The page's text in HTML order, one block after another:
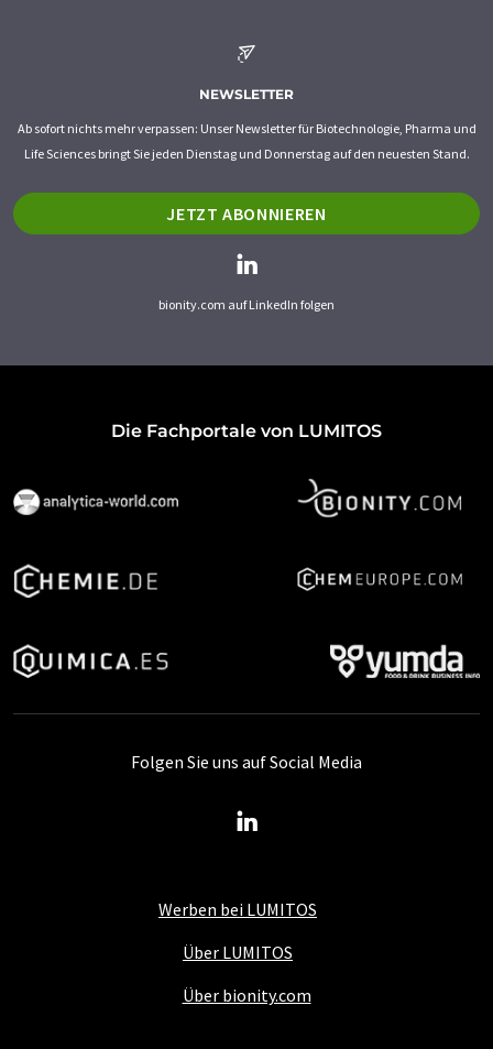
NEWSLETTER
Ab sofort nichts mehr verpassen: Unser Newsletter für Biotechnologie, Pharma und
Life Sciences bringt Sie jeden Dienstag und Donnerstag auf den neuesten Stand.
JETZT ABONNIEREN
bionity.com auf LinkedIn folgen
Die Fachportale von LUMITOS
Werben bei LUMITOS
Über LUMITOS
Über bionity.com
Folgen Sie uns auf Social Media